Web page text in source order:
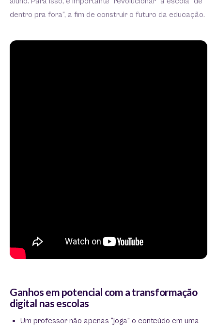
dentro pra fora”, a fim de construir o futuro da educação.
Ganhos em potencial com a transformação
digital nas escolas
Um professor não apenas “joga” o conteúdo em uma